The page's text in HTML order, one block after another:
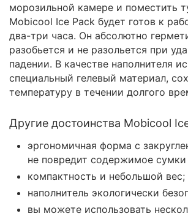
морозильной камере и поместить
Mobicool Ice Pack будет готов к
два-три часа. Он абсолютно
разобьется и не разольется при
падении. В качестве наполнителя
специальный гелевый материал,
температуру в течении долгого
Другие достоинства Mobicool
эргономичная форма с
не повредит содержимое сумки
компактность и небольшой вес;
наполнитель экологически
вы можете использовать